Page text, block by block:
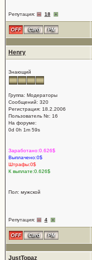
Репутация: 18
Henry
Знающий
Группа: Модераторы
Сообщений: 320
Регистрация: 18.2.2006
Пользователь №: 16
На форуме:
0d 0h 1m 59s
Заработано:0.626$
Выплачено:0$
Штрафы:0$
К выплате:0.626$
Пол: мужской
Репутация: 4
JustTopaz